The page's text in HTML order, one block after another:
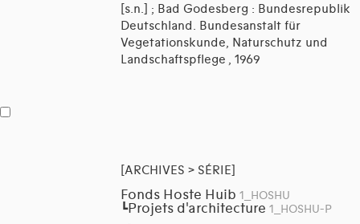
[s.n.] ; Bad Godesberg : Bundesrepublik
Deutschland. Bundesanstalt für
Vegetationskunde, Naturschutz und
Landschaftspflege , 1969
[ARCHIVES > SÉRIE]
Fonds Hoste Huib 1_HOSHU
┗Projets d'architecture 1_HOSHU-P